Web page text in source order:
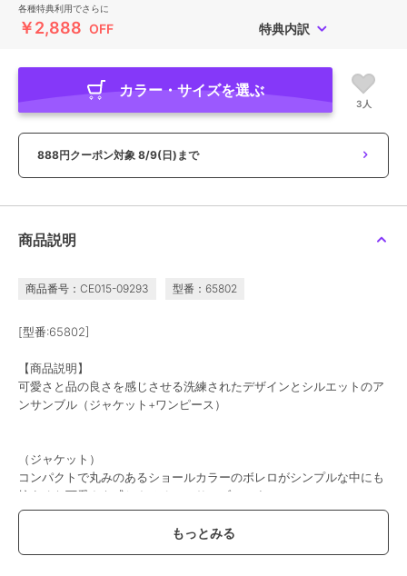
各種特典利用でさらに
￥2,888 OFF 特典内訳
カラー・サイズを選ぶ
3人
888円クーポン対象 8/9(日)まで
商品説明
商品番号：CE015-09293 型番：65802
[型番:65802]
【商品説明】
可愛さと品の良さを感じさせる洗練されたデザインとシルエットのア
ンサンブル（ジャケット+ワンピース）
（ジャケット）
コンパクトで丸みのあるショールカラーのボレロがシンプルな中にも
控えめな可愛さを感じさせるアンサンブルです。
１つホックあき
袖口はスリット入りで折り返しても着用できます
（折り返しても裏地が見えたりしない安心仕様）